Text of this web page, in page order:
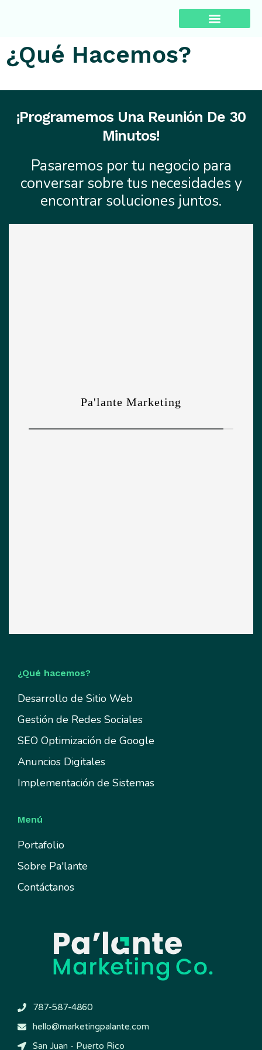
¿Qué Hacemos?
¡Programemos Una Reunión De 30
Minutos!
Pasaremos por tu negocio para
conversar sobre tus necesidades y
encontrar soluciones juntos.
¿Qué hacemos?
Desarrollo de Sitio Web
Gestión de Redes Sociales
SEO Optimización de Google
Anuncios Digitales
Implementación de Sistemas
Menú
Portafolio
Sobre Pa'lante
Contáctanos
787-587-4860
hello@marketingpalante.com
San Juan - Puerto Rico